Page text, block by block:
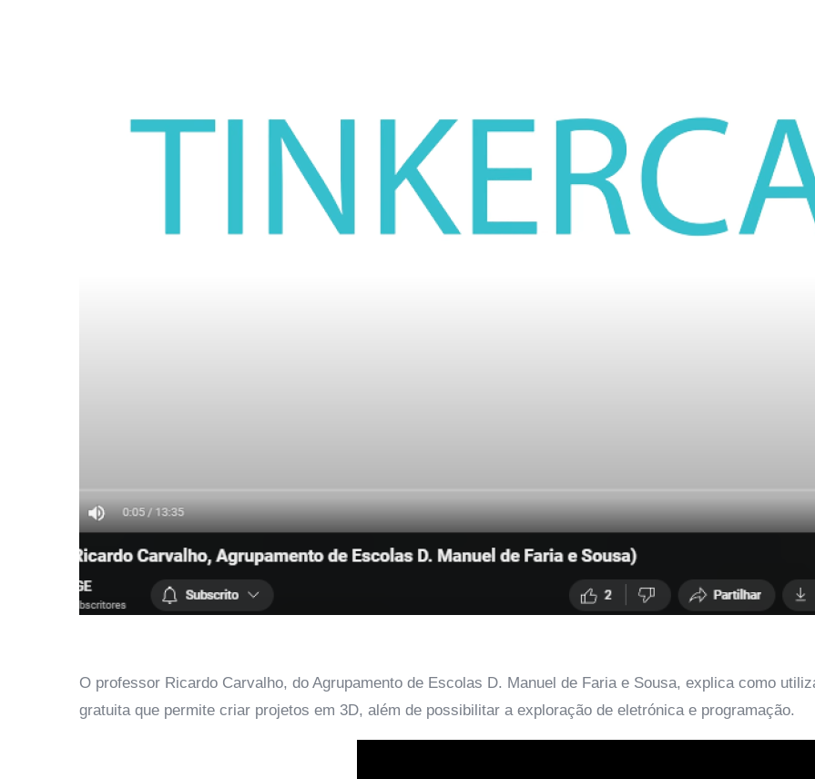
O professor Ricardo Carvalho, do Agrupamento de Escolas D. Manuel de Faria e Sousa, explica como
gratuita que permite criar projetos em 3D, além de possibilitar a exploração de eletrónica e programação.